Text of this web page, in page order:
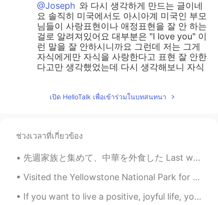
@Joseph 와 다시 생각하게 만드는 글이네
요 솔직히 미국에서도 아시아계 미국인 부모
님들이 사랑표현이나 애정표현을 잘 안 하는
걸로 알려져있어요 대부분은 "I love you" 이
런 말을 잘 안하시니까요 그런데 저는 그게
자식에게만 자식을 사랑한다고 표현 잘 안한
다고만 생각했었는데 다시 생각해보니 자식
식이 부모님의 사랑을 더 쉽게 느낄 수 있으
사합니다 그리고 좋은 여친분 있다니 복 받
으셨네요 ㅎㅎ 저도 잘 배웠습니다 여친분에
EN KR
@Sunmin선민무슨 말씀이신지 너무 잘 알
เปิด HelloTalk เพื่อเข้าร่วมในบทสนทนา
ช่วงเวลาที่เกี่ยวข้อง
先週家族と集めて、中華を外食した Last week we met with family and went out for Chinese food. レストランの前に鯉の池があった In ...
Visited the Yellowstone National Park for the weekend. There are a lot of hot springs and geysers...
If you want to live a positive, joyful life, you cannot be surrounded by negative people who don’...